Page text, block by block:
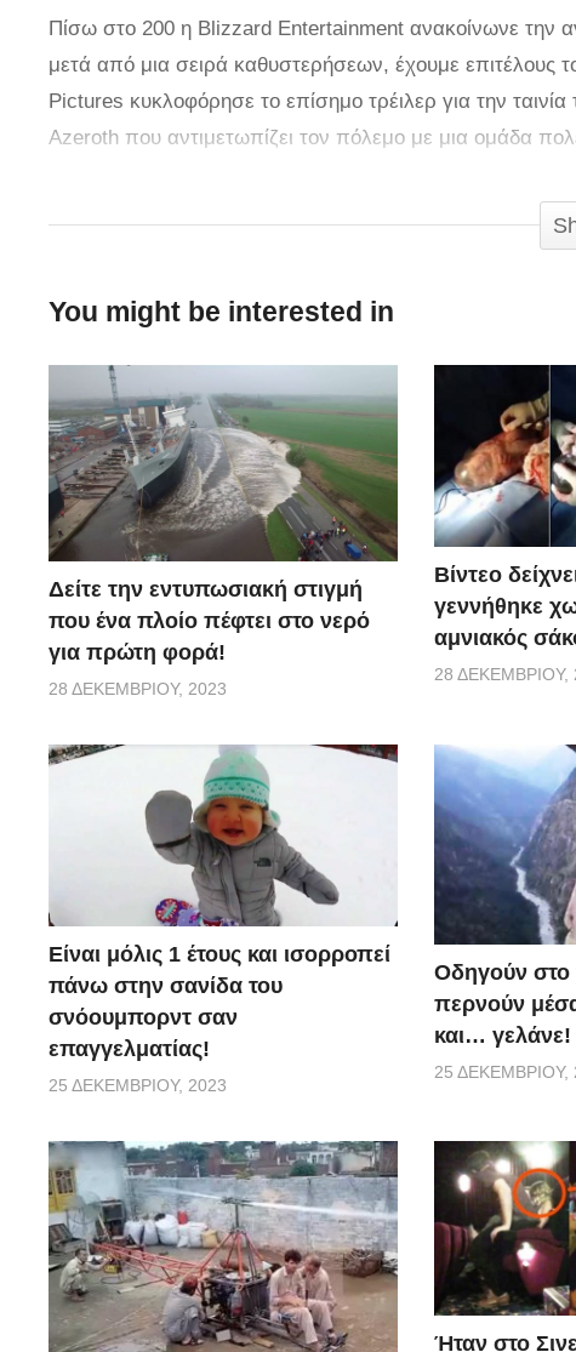
Πίσω στο 200 η Blizzard Entertainment ανακοίνωνε την
μετά από μια σειρά καθυστερήσεων, έχουμε
Pictures κυκλοφόρησε το επίσημο τρέιλερ για την
Azeroth που αντιμετωπίζει τον πόλεμο με μια ομάδα
You might be interested in
Δείτε την εντυπωσιακή στιγμή
που ένα πλοίο πέφτει στο νερό
για πρώτη φορά!
28 ΔΕΚΕΜΒΡΊΟΥ, 2023
Βίντεο
γεννήθηκε
αμνιακός
28 ΔΕΚΕΜΒΡΊΟΥ,
Είναι μόλις 1 έτους και ισορροπεί
πάνω στην σανίδα του
σνόουμπορντ σαν
επαγγελματίας!
25 ΔΕΚΕΜΒΡΊΟΥ, 2023
Οδηγούν στο
περνούν
και…
25 ΔΕΚΕΜΒΡΊΟΥ,
Ήταν στο